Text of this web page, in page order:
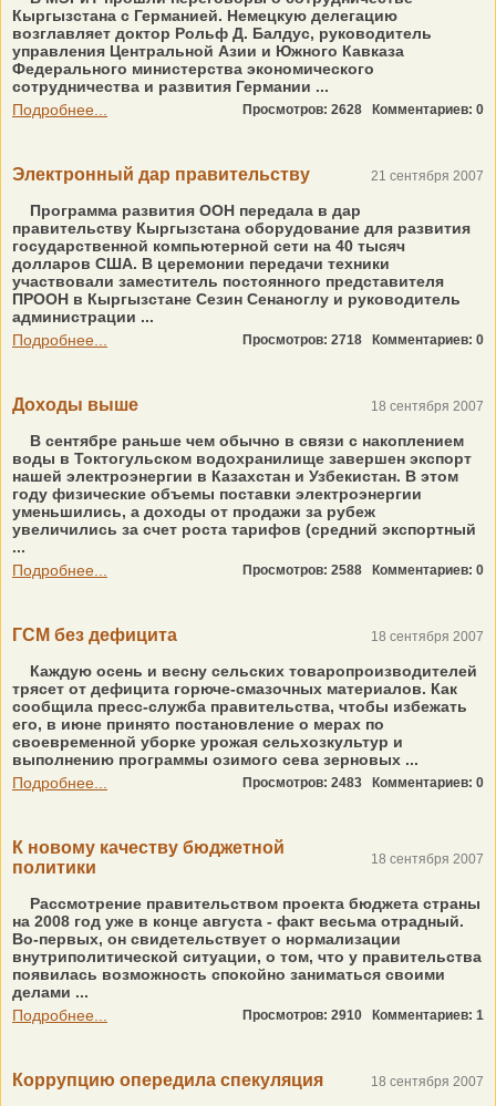
Кыргызстана с Германией. Немецкую делегацию
возглавляет доктор Рольф Д. Балдус, руководитель
управления Центральной Азии и Южного Кавказа
Федерального министерства экономического
сотрудничества и развития Германии ...
Подробнее...
Просмотров: 2628 Комментариев: 0
Электронный дар правительству 21 сентября 2007
Программа развития ООН передала в дар
правительству Кыргызстана оборудование для развития
государственной компьютерной сети на 40 тысяч
долларов США. В церемонии передачи техники
участвовали заместитель постоянного представителя
ПРООН в Кыргызстане Сезин Сенаноглу и руководитель
администрации ...
Подробнее...
Просмотров: 2718 Комментариев: 0
Доходы выше 18 сентября 2007
В сентябре раньше чем обычно в связи с накоплением
воды в Токтогульском водохранилище завершен экспорт
нашей электроэнергии в Казахстан и Узбекистан. В этом
году физические объемы поставки электроэнергии
уменьшились, а доходы от продажи за рубеж
увеличились за счет роста тарифов (средний экспортный
...
Подробнее...
Просмотров: 2588 Комментариев: 0
ГСМ без дефицита 18 сентября 2007
Каждую осень и весну сельских товаропроизводителей
трясет от дефицита горюче-смазочных материалов. Как
сообщила пресс-служба правительства, чтобы избежать
его, в июне принято постановление о мерах по
своевременной уборке урожая сельхозкультур и
выполнению программы озимого сева зерновых ...
Подробнее...
Просмотров: 2483 Комментариев: 0
К новому качеству бюджетной
политики
18 сентября 2007
Рассмотрение правительством проекта бюджета страны
на 2008 год уже в конце августа - факт весьма отрадный.
Во-первых, он свидетельствует о нормализации
внутриполитической ситуации, о том, что у правительства
появилась возможность спокойно заниматься своими
делами ...
Подробнее...
Просмотров: 2910 Комментариев: 1
Коррупцию опередила спекуляция 18 сентября 2007